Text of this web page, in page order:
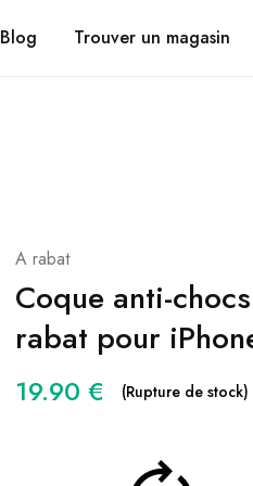
Suivez vos colis
Blog Trouver un magasin
A rabat
Coque anti-
rabat pour
19.90 € (Rupture de stock)